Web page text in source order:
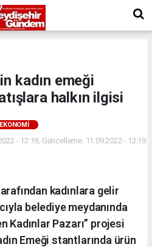
kadın emeği
halkın ilgisi
EKONOMİ
- 12:19, Güncelleme: 11.09.2022 - 12:19
kadınlara gelir
belediye meydanında
Kadınlar Pazarı” projesi
Emeği stantlarında ürün